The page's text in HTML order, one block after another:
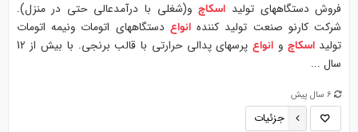
فروش دستگاههای تولیداسکاچ و(شغلی با درآمدعالی حتی در منزل).
شرکت کارنو صنعت تولید کنندهانواع دستگاههای اتومات ونیمه اتومات
تولیداسکاچ و انواع
پرسهای پدالی حرارتی با قالب برنجی. با بیش از 12
سال ...
6 سال پیش
جزئیات